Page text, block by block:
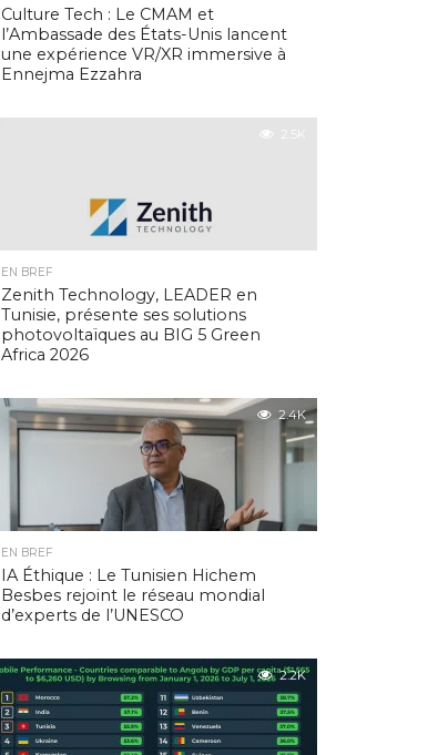
Culture Tech : Le CMAM et
l’Ambassade des États-Unis lancent
une expérience VR/XR immersive à
Ennejma Ezzahra
2.5K
EN BREF
Zenith Technology, LEADER en
Tunisie, présente ses solutions
photovoltaïques au BIG 5 Green
Africa 2026
2.4K
EN BREF
IA Éthique : Le Tunisien Hichem
Besbes rejoint le réseau mondial
d’experts de l’UNESCO
2.2K